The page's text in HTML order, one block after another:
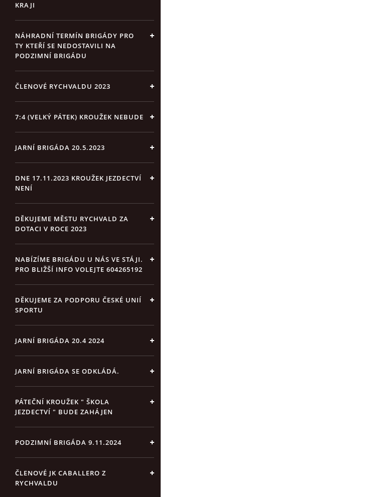
KRAJI
NÁHRADNÍ TERMÍN BRIGÁDY PRO
TY KTEŘÍ SE NEDOSTAVILI NA
PODZIMNÍ BRIGÁDU
ČLENOVÉ RYCHVALDU 2023
7:4 (VELKÝ PÁTEK) KROUŽEK NEBUDE
JARNÍ BRIGÁDA 20.5.2023
DNE 17.11.2023 KROUŽEK JEZDECTVÍ
NENÍ
DĚKUJEME MĚSTU RYCHVALD ZA
DOTACI V ROCE 2023
NABÍZÍME BRIGÁDU U NÁS VE STÁJI.
PRO BLIŽŠÍ INFO VOLEJTE 604265192
DĚKUJEME ZA PODPORU ČESKÉ UNIÍ
SPORTU
JARNÍ BRIGÁDA 20.4 2024
JARNÍ BRIGÁDA SE ODKLÁDÁ.
PÁTEČNÍ KROUŽEK " ŠKOLA
JEZDECTVÍ " BUDE ZAHÁJEN
PODZIMNÍ BRIGÁDA 9.11.2024
ČLENOVÉ JK CABALLERO Z
RYCHVALDU